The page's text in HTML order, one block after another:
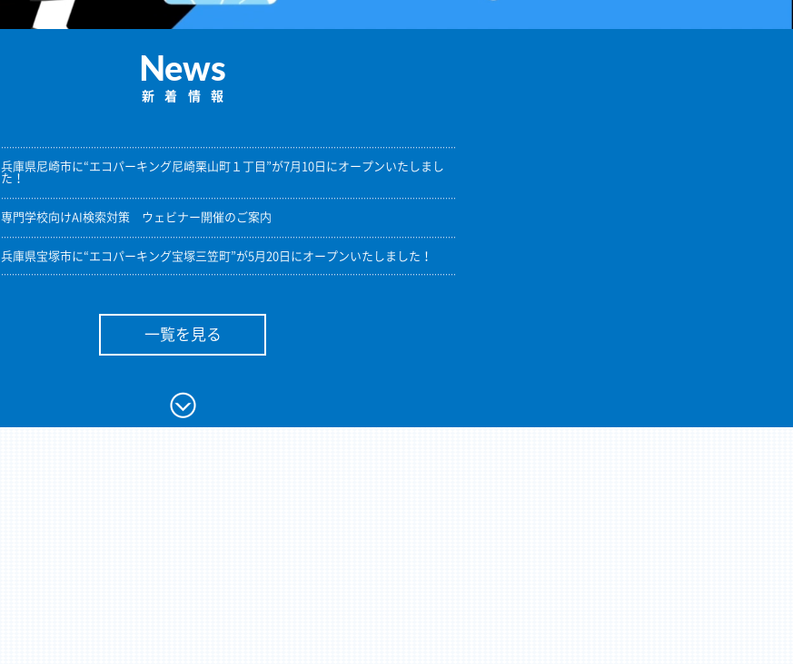
News
新着情報
兵庫県尼崎市に“エコパーキング尼崎栗山町１丁目”が7月10日にオープンいたしまし
た！
専門学校向けAI検索対策 ウェビナー開催のご案内
兵庫県宝塚市に“エコパーキング宝塚三笠町”が5月20日にオープンいたしました！
一覧を見る